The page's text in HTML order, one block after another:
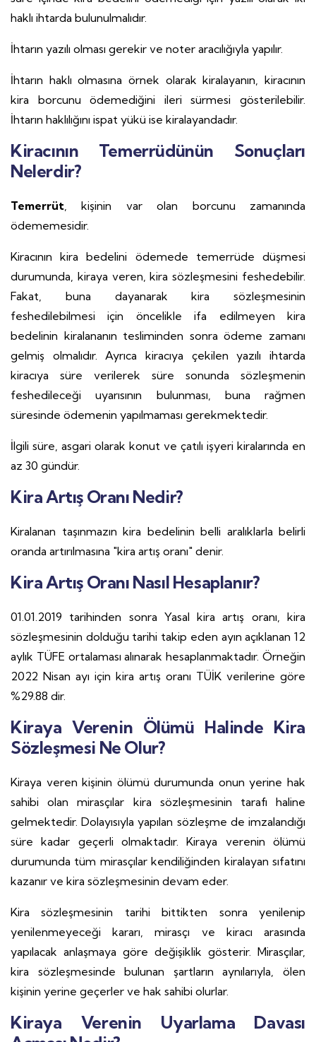
haklı ihtarda bulunulmalıdır.
İhtarın yazılı olması gerekir ve noter aracılığıyla yapılır.
İhtarın haklı olmasına örnek olarak kiralayanın, kiracının
kira borcunu ödemediğini ileri sürmesi gösterilebilir.
İhtarın haklılığını ispat yükü ise kiralayandadır.
Kiracının Temerrüdünün Sonuçları
Nelerdir?
Temerrüt, kişinin var olan borcunu zamanında
ödememesidir.
Kiracının kira bedelini ödemede temerrüde düşmesi
durumunda, kiraya veren, kira sözleşmesini feshedebilir.
Fakat, buna dayanarak kira sözleşmesinin
feshedilebilmesi için öncelikle ifa edilmeyen kira
bedelinin kiralananın tesliminden sonra ödeme zamanı
gelmiş olmalıdır. Ayrıca kiracıya çekilen yazılı ihtarda
kiracıya süre verilerek süre sonunda sözleşmenin
feshedileceği uyarısının bulunması, buna rağmen
süresinde ödemenin yapılmaması gerekmektedir.
İlgili süre, asgari olarak konut ve çatılı işyeri kiralarında en
az 30 gündür.
Kira Artış Oranı Nedir?
Kiralanan taşınmazın kira bedelinin belli aralıklarla belirli
oranda artırılmasına "kira artış oranı" denir.
Kira Artış Oranı Nasıl Hesaplanır?
01.01.2019 tarihinden sonra Yasal kira artış oranı, kira
sözleşmesinin dolduğu tarihi takip eden ayın açıklanan 12
aylık TÜFE ortalaması alınarak hesaplanmaktadır. Örneğin
2022 Nisan ayı için kira artış oranı TÜİK verilerine göre
%29.88 dir.
Kiraya Verenin Ölümü Halinde Kira
Sözleşmesi Ne Olur?
Kiraya veren kişinin ölümü durumunda onun yerine hak
sahibi olan mirasçılar kira sözleşmesinin tarafı haline
gelmektedir. Dolayısıyla yapılan sözleşme de imzalandığı
süre kadar geçerli olmaktadır. Kiraya verenin ölümü
durumunda tüm mirasçılar kendiliğinden kiralayan sıfatını
kazanır ve kira sözleşmesinin devam eder.
Kira sözleşmesinin tarihi bittikten sonra yenilenip
yenilenmeyeceği kararı, mirasçı ve kiracı arasında
yapılacak anlaşmaya göre değişiklik gösterir. Mirasçılar,
kira sözleşmesinde bulunan şartların aynılarıyla, ölen
kişinin yerine geçerler ve hak sahibi olurlar.
Kiraya Verenin Uyarlama Davası